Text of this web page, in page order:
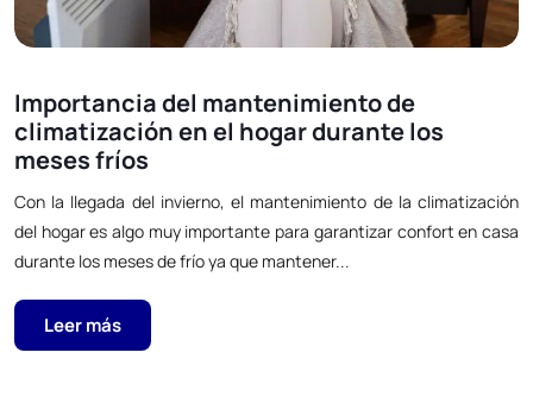
Importancia del mantenimiento de
climatización en el hogar durante los
meses fríos
Con la llegada del invierno, el mantenimiento de la climatización
del hogar es algo muy importante para garantizar confort en casa
durante los meses de frío ya que mantener...
Leer más